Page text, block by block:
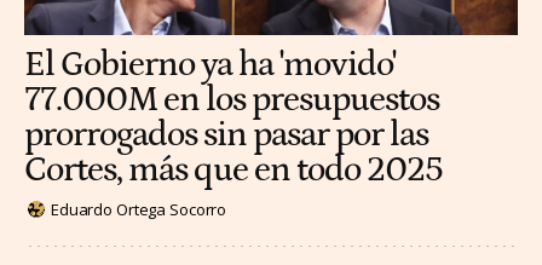
El Gobierno ya ha 'movido'
77.000M en los presupuestos
prorrogados sin pasar por las
Cortes, más que en todo 2025
Eduardo Ortega Socorro